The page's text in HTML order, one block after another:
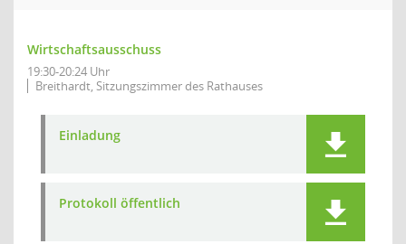
Wirtschaftsausschuss
19:30-20:24 Uhr
Breithardt, Sitzungszimmer des Rathauses
Einladung
Protokoll öffentlich